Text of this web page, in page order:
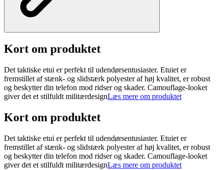
Kort om produktet
Det taktiske etui er perfekt til udendørsentusiaster. Etuiet er
fremstillet af stænk- og slidstærk polyester af høj kvalitet, er robust
og beskytter din telefon mod ridser og skader. Camouflage-looket
giver det et stilfuldt militærdesignLæs mere om produktet
Kort om produktet
Det taktiske etui er perfekt til udendørsentusiaster. Etuiet er
fremstillet af stænk- og slidstærk polyester af høj kvalitet, er robust
og beskytter din telefon mod ridser og skader. Camouflage-looket
giver det et stilfuldt militærdesignLæs mere om produktet